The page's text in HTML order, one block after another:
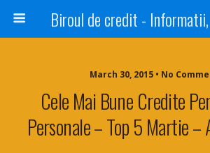
March 30, 2015 • No
Cele Mai Bune Credite
Personale – Top 5 Martie